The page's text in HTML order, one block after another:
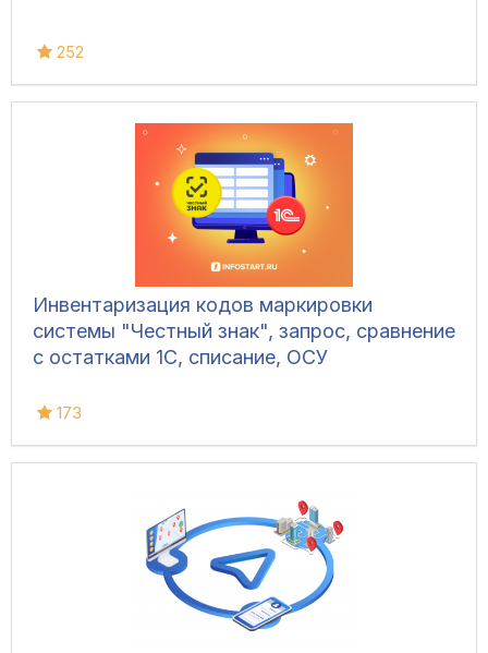
252
Инвентаризация кодов маркировки
системы "Честный знак", запрос, сравнение
с остатками 1С, списание, ОСУ
173